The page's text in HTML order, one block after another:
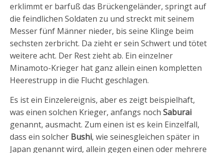
erklimmt er barfuß das Brückengeländer, springt auf
die feindlichen Soldaten zu und streckt mit seinem
Messer fünf Männer nieder, bis seine Klinge beim
sechsten zerbricht. Da zieht er sein Schwert und tötet
weitere acht. Der Rest zieht ab. Ein einzelner
Minamoto-Krieger hat ganz allein einen kompletten
Heerestrupp in die Flucht geschlagen.
Es ist ein Einzelereignis, aber es zeigt beispielhaft,
was einen solchen Krieger, anfangs noch Saburai
genannt, ausmacht. Zum einen ist es kein Einzelfall,
dass ein solcher Bushi, wie seinesgleichen später in
Japan genannt wird, allein gegen einen oder mehrere